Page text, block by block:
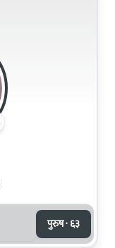
पुरुष · ६३